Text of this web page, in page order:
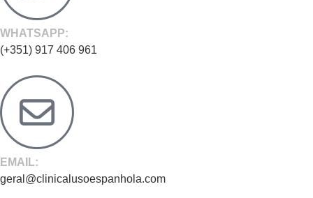
WHATSAPP:
(+351) 917 406 961
EMAIL:
geral@clinicalusoespanhola.com